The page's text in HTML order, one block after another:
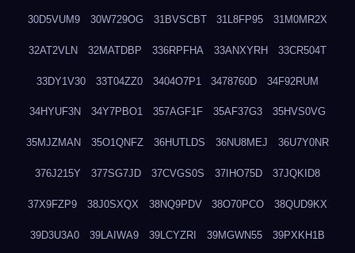
30D5VUM9 30W729OG 31BVSCBT 31L8FP95 31M0MR2X
32AT2VLN 32MATDBP 336RPFHA 33ANXYRH 33CR504T
33DY1V30 33T04ZZ0 3404O7P1 3478760D 34F92RUM
34HYUF3N 34Y7PBO1 357AGF1F 35AF37G3 35HVS0VG
35MJZMAN 35O1QNFZ 36HUTLDS 36NU8MEJ 36U7Y0NR
376J215Y 377SG7JD 37CVGS0S 37IHO75D 37JQKID8
37X9FZP9 38J0SXQX 38NQ9PDV 38O70PCO 38QUD9KX
39D3U3A0 39LAIWA9 39LCYZRI 39MGWN55 39PXKH1B